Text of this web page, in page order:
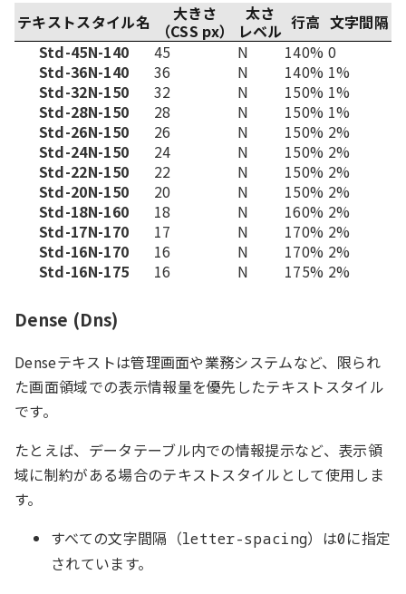
テキストスタイル名
大きさ
（CSS px）
太さ
レベル 行高 文字間隔
Std-45N-140
45 N 140% 0
Std-36N-140
36 N 140% 1%
Std-32N-150
32 N 150% 1%
Std-28N-150
28 N 150% 1%
Std-26N-150
26 N 150% 2%
Std-24N-150
24 N 150% 2%
Std-22N-150
22 N 150% 2%
Std-20N-150
20 N 150% 2%
Std-18N-160
18 N 160% 2%
Std-17N-170
17 N 170% 2%
Std-16N-170
16 N 170% 2%
Std-16N-175
16 N 175% 2%
Dense (Dns)
Denseテキストは管理画面や業務システムなど、限られ
た画面領域での表示情報量を優先したテキストスタイル
です。
たとえば、データテーブル内での情報提示など、表示領
域に制約がある場合のテキストスタイルとして使用しま
す。
すべての文字間隔（letter-spacing）は0に指定
されています。